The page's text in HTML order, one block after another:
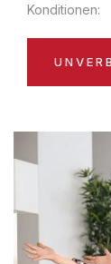
Konditionen: